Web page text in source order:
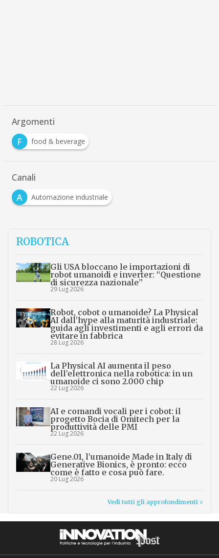
Argomenti
F
food & beverage
Canali
A
Automazione industriale
ROBOTICA
Gli USA bloccano le importazioni di
robot umanoidi e inverter: “Questione
di sicurezza nazionale”
29 Lug 2026
Robot, cobot o umanoide? La Physical
AI dall’hype alla maturità industriale:
guida agli investimenti e agli errori da
evitare in fabbrica
28 Lug 2026
La Physical AI aumenta il peso
dell’elettronica nella robotica: in un
umanoide ci sono 2.000 chip
22 Lug 2026
AI e comandi vocali per i cobot: il
progetto Bocia di Omitech per la
produttività delle PMI
22 Lug 2026
Gene.01, l’umanoide Made in Italy di
Generative Bionics, è pronto: ecco
come è fatto e cosa può fare.
20 Lug 2026
Vedi tutti gli approfondimenti >